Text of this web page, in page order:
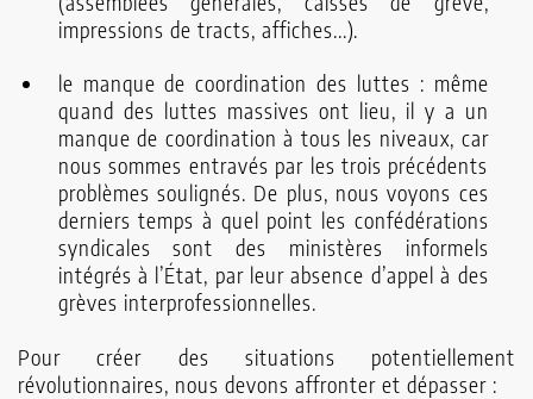
impressions de tracts, affiches...).
le manque de coordination des luttes : même
quand des luttes massives ont lieu, il y a un
manque de coordination à tous les niveaux, car
nous sommes entravés par les trois précédents
problèmes soulignés. De plus, nous voyons ces
derniers temps à quel point les confédérations
syndicales sont des ministères informels
intégrés à l’État, par leur absence d’appel à des
grèves interprofessionnelles.
Pour créer des situations potentiellement
révolutionnaires, nous devons affronter et dépasser :